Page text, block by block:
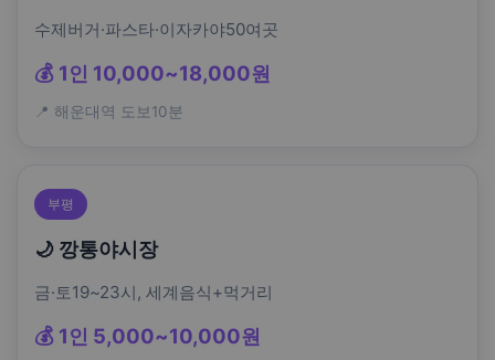
수제버거·파스타·이자카야50여곳
💰 1인 10,000~18,000원
📍 해운대역 도보10분
부평
🌙 깡통야시장
금·토19~23시, 세계음식+먹거리
💰 1인 5,000~10,000원